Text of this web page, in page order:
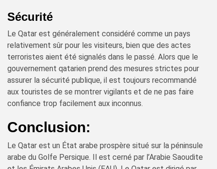
Sécurité
Le Qatar est généralement considéré comme un pays
relativement sûr pour les visiteurs, bien que des actes
terroristes aient été signalés dans le passé. Alors que le
gouvernement qatarien prend des mesures strictes pour
assurer la sécurité publique, il est toujours recommandé
aux touristes de se montrer vigilants et de ne pas faire
confiance trop facilement aux inconnus.
Conclusion:
Le Qatar est un État arabe prospère situé sur la péninsule
arabe du Golfe Persique. Il est cerné par l’Arabie Saoudite